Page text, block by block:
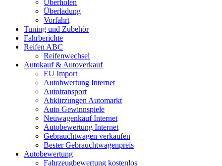
Überholen
Überladung
Vorfahrt
Tuning und Zubehör
Fahrberichte
Reifen ABC
Reifenwechsel
Autokauf & Autoverkauf
EU Import
Autobwertung Internet
Autotransport
Abkürzungen Automarkt
Auto Gewinnspiele
Neuwagenkauf Internet
Autobewertung Internet
Gebrauchtwagen verkaufen
Bester Gebrauchtwagenpreis
Autobewertung
Fahrzeugbewertung kostenlos